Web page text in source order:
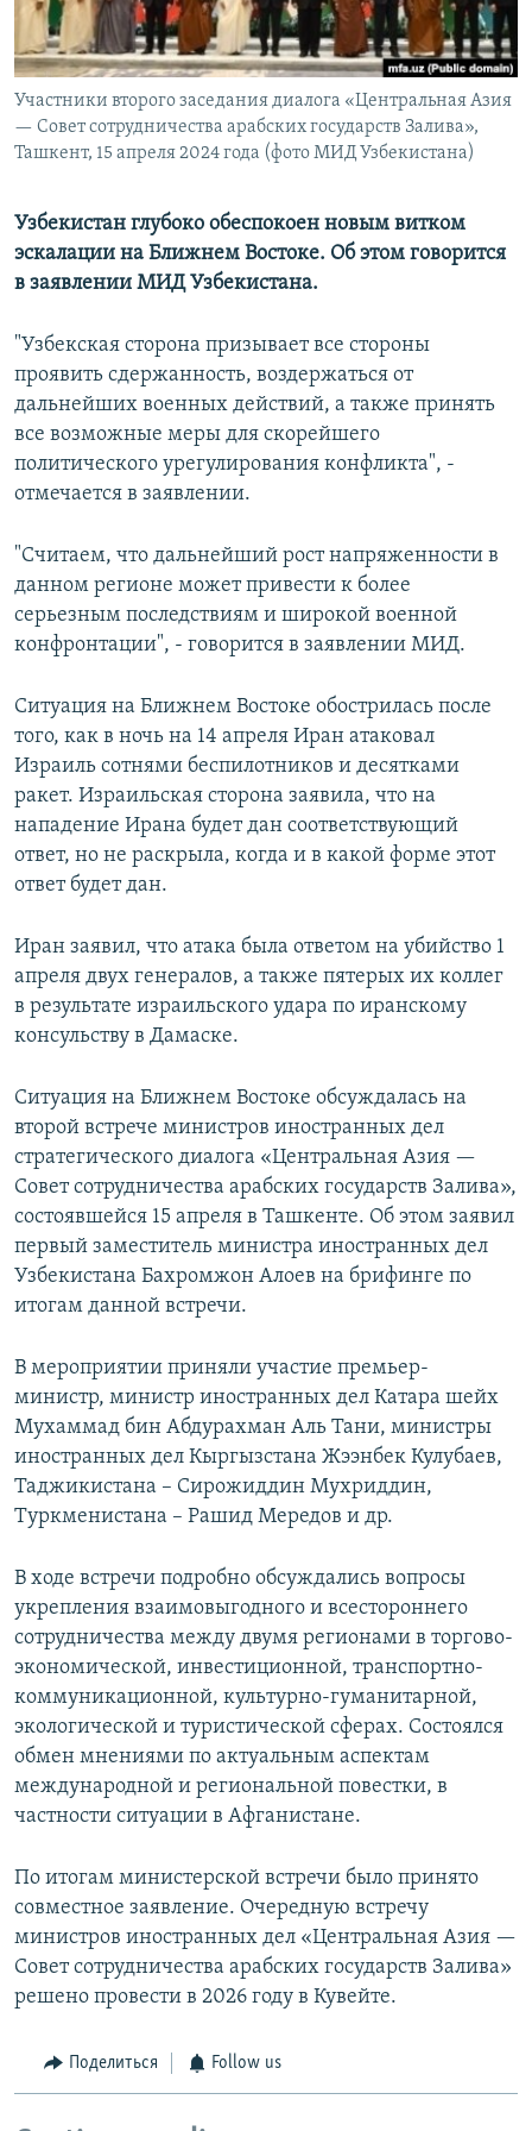
Участники второго заседания диалога «Центральная Азия
— Совет сотрудничества арабских государств Залива»,
Ташкент, 15 апреля 2024 года (фото МИД Узбекистана)
Узбекистан глубоко обеспокоен новым витком
эскалации на Ближнем Востоке. Об этом говорится
в заявлении МИД Узбекистана.
"Узбекская сторона призывает все стороны
проявить сдержанность, воздержаться от
дальнейших военных действий, а также принять
все возможные меры для скорейшего
политического урегулирования конфликта", -
отмечается в заявлении.
"Считаем, что дальнейший рост напряженности в
данном регионе может привести к более
серьезным последствиям и широкой военной
конфронтации", - говорится в заявлении МИД.
Ситуация на Ближнем Востоке обострилась после
того, как в ночь на 14 апреля Иран атаковал
Израиль сотнями беспилотников и десятками
ракет. Израильская сторона заявила, что на
нападение Ирана будет дан соответствующий
ответ, но не раскрыла, когда и в какой форме этот
ответ будет дан.
Иран заявил, что атака была ответом на убийство 1
апреля двух генералов, а также пятерых их коллег
в результате израильского удара по иранскому
консульству в Дамаске.
Ситуация на Ближнем Востоке обсуждалась на
второй встрече министров иностранных дел
стратегического диалога «Центральная Азия —
Совет сотрудничества арабских государств Залива»,
состоявшейся 15 апреля в Ташкенте. Об этом заявил
первый заместитель министра иностранных дел
Узбекистана Бахромжон Алоев на брифинге по
итогам данной встречи.
В мероприятии приняли участие премьер-
министр, министр иностранных дел Катара шейх
Мухаммад бин Абдурахман Аль Тани, министры
иностранных дел Кыргызстана Жээнбек Кулубаев,
Таджикистана – Сирожиддин Мухриддин,
Туркменистана – Рашид Мередов и др.
В ходе встречи подробно обсуждались вопросы
укрепления взаимовыгодного и всестороннего
сотрудничества между двумя регионами в торгово-
экономической, инвестиционной, транспортно-
коммуникационной, культурно-гуманитарной,
экологической и туристической сферах. Состоялся
обмен мнениями по актуальным аспектам
международной и региональной повестки, в
частности ситуации в Афганистане.
По итогам министерской встречи было принято
совместное заявление. Очередную встречу
министров иностранных дел «Центральная Азия —
Совет сотрудничества арабских государств Залива»
решено провести в 2026 году в Кувейте.
Поделиться Follow us